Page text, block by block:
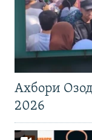
Ахбори
2026